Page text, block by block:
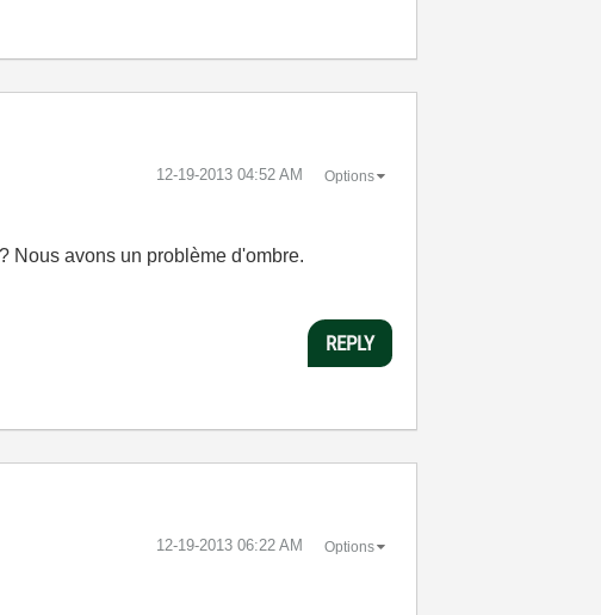
‎12-19-2013 04:52 AM Options
Nous avons un problème d'ombre.
REPLY
‎12-19-2013 06:22 AM Options